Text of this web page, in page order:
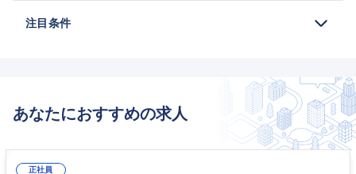
注目条件
あなたにおすすめの求人
正社員